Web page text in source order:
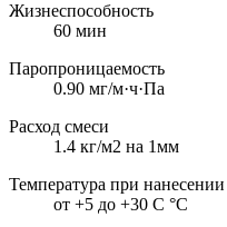
Жизнеспособность
60 мин
Паропроницаемость
0.90 мг/м·ч·Па
Расход смеси
1.4 кг/м2 на 1мм
Температура при нанесении
от +5 до +30 C °С